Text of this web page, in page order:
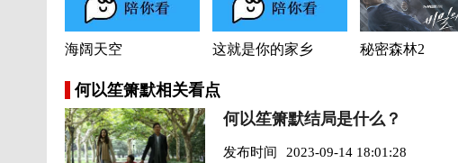
海阔天空 这就是你的家乡 秘密森林2
何以笙箫默相关看点
何以笙箫默结局是什么？
发布时间 2023-09-14 18:01:28